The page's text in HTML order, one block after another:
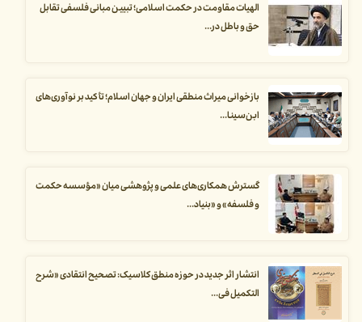
الهیات مقاومت در حکمت اسلامی؛ تبیین مبانی فلسفی تقابل
حق و باطل در...
بازخوانی میراث منطقی ایران و جهان اسلام؛ تأکید بر نوآوری‌های
ابن‌سینا...
گسترش همکاری‌های علمی و پژوهشی میان «مؤسسه حکمت
و فلسفه» و «بنیاد...
انتشار اثر جدید در حوزه منطق کلاسیک: تصحیح انتقادی «شرح
التکمیل فی...